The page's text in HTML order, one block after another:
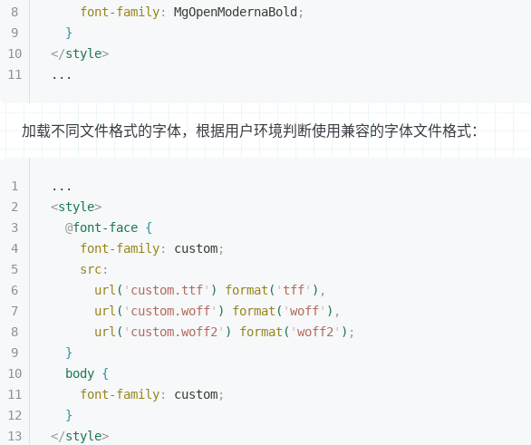
font-family: MgOpenModernaBold ;
}
</style>
...
加载不同文件格式的字体，根据用户环境判断使用兼容的字体文件格式：
...
<style>
@font-face {
font-family: custom;
src:
url ( ' custom.ttf' ) format ( ' tff' ) ,
url ( ' custom.woff' ) format ( 'woff' ) ,
url ( ' custom.woff2 ' ) format ( 'woff2 ' ) ;
}
body {
font-family: custom;
}
</style>